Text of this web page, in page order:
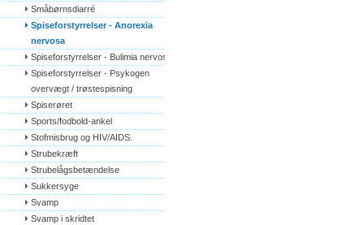
Småbørnsdiarré
Spiseforstyrrelser - Anorexia
nervosa
Spiseforstyrrelser - Bulimia nervosa
Spiseforstyrrelser - Psykogen
overvægt / trøstespisning
Spiserøret
Sports/fodbold-ankel
Stofmisbrug og HIV/AIDS.
Strubekræft
Strubelågsbetændelse
Sukkersyge
Svamp
Svamp i skridtet